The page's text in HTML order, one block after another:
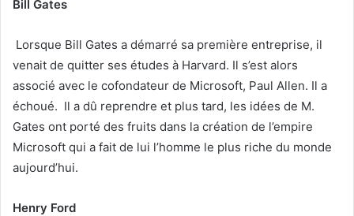
Bill Gates
Lorsque Bill Gates a démarré sa première entreprise, il
venait de quitter ses études à Harvard. Il s’est alors
associé avec le cofondateur de Microsoft, Paul Allen. Il a
échoué. Il a dû reprendre et plus tard, les idées de M.
Gates ont porté des fruits dans la création de l’empire
Microsoft qui a fait de lui l’homme le plus riche du monde
aujourd’hui.
Henry Ford